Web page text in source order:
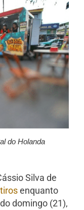
do Holanda
Silva de
enquanto
domingo (21),